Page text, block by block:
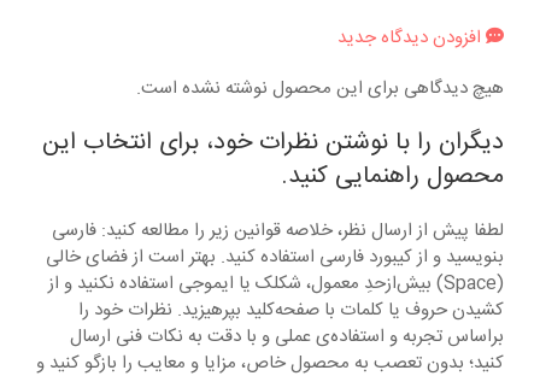
افزودن دیدگاه جدید
هیچ دیدگاهی برای این محصول نوشته نشده است.
دیگران را با نوشتن نظرات خود، برای انتخاب این
محصول راهنمایی کنید.
لطفا پیش از ارسال نظر، خلاصه قوانین زیر را مطالعه کنید: فارسی
بنویسید و از کیبورد فارسی استفاده کنید. بهتر است از فضای خالی
(Space) بیش‌از‌حدِ معمول، شکلک یا ایموجی استفاده نکنید و از
کشیدن حروف یا کلمات با صفحه‌کلید بپرهیزید. نظرات خود را
براساس تجربه و استفاده‌ی عملی و با دقت به نکات فنی ارسال
کنید؛ بدون تعصب به محصول خاص، مزایا و معایب را بازگو کنید و